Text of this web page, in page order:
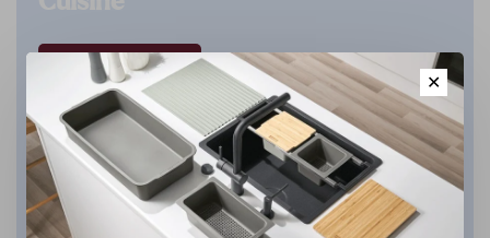
DÉCOUVREZ
✕